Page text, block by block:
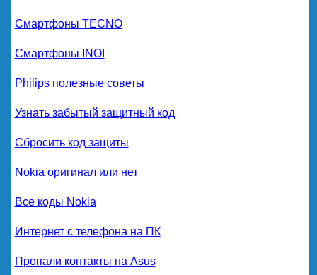
Смартфоны TECNO
Смартфоны INOI
Philips полезные советы
Узнать забытый защитный код
Сбросить код защиты
Nokia оригинал или нет
Все коды Nokia
Интернет с телефона на ПК
Пропали контакты на Asus